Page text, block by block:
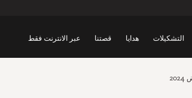
التشكيلات هدايا قصتنا عبر الانترنت فقط